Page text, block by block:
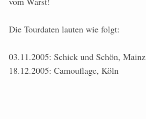
Die Tourdaten lauten wie folgt:
03.11.2005: Schick und Schön, Mainz
18.12.2005: Camouflage, Köln